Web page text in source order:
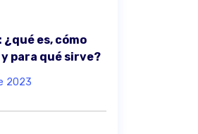
¿qué es, cómo
para qué sirve?
2023